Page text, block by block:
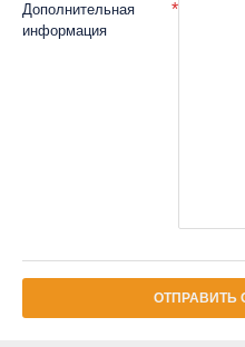
Дополнительная
информация
ОТПРАВИТЬ